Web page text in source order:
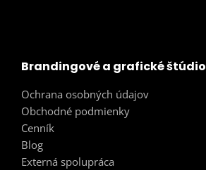
Brandingové a grafické štúdio
Ochrana osobných údajov
Obchodné podmienky
Cenník
Blog
Externá spolupráca